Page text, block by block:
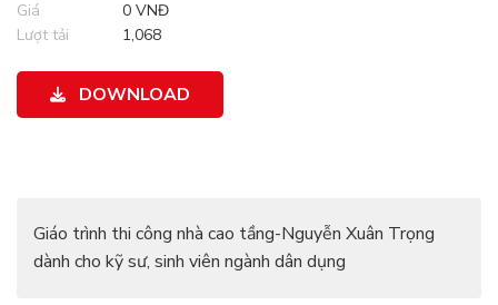
Giá
0 VNĐ
Lượt tải
1,068
DOWNLOAD
Giáo trình thi công nhà cao tầng-Nguyễn Xuân Trọng
dành cho kỹ sư, sinh viên ngành dân dụng